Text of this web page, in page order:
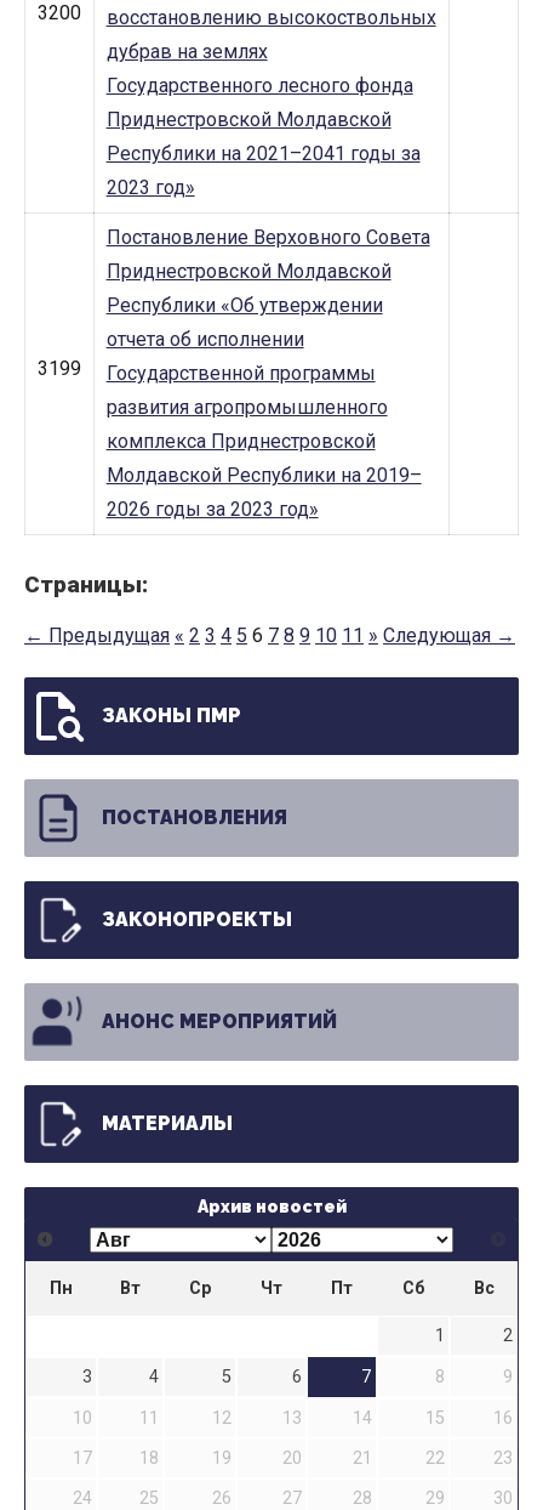
3200
восстановлению высокоствольных
дубрав на землях
Государственного лесного фонда
Приднестровской Молдавской
Республики на 2021–2041 годы за
2023 год»
3199
Постановление Верховного Совета
Приднестровской Молдавской
Республики «Об утверждении
отчета об исполнении
Государственной программы
развития агропромышленного
комплекса Приднестровской
Молдавской Республики на 2019–
2026 годы за 2023 год»
Страницы:
← Предыдущая « 2 3 4 5 6 7 8 9 10 11 » Следующая →
ЗАКОНЫ ПМР
ПОСТАНОВЛЕНИЯ
ЗАКОНОПРОЕКТЫ
АНОНС МЕРОПРИЯТИЙ
МАТЕРИАЛЫ
Архив новостей
Пн Вт Ср Чт Пт Сб Вс
1
2
3
4 5 6 7 8
9
10
11 12 13 14 15
16
17
18 19 20 21 22
23
24
25 26 27 28 29
30